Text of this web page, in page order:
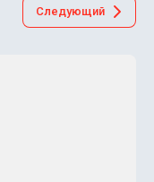
Следующий